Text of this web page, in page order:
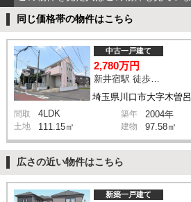
同じ価格帯の物件はこちら
埼玉県川口市大字木曽呂
中古一戸建て
2,780万円
新井宿駅 徒歩29分
間取 4LDK 築年 2004年
土地 111.15㎡ 建物 97.58㎡
広さの近い物件はこちら
新築一戸建て